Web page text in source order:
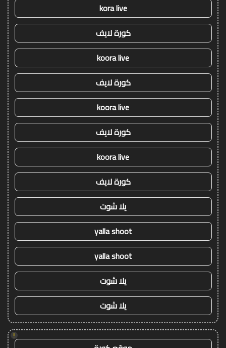
kora live
كورة لايف
koora live
كورة لايف
koora live
كورة لايف
koora live
كورة لايف
يلا شوت
yalla shoot
yalla shoot
يلا شوت
يلا شوت
!